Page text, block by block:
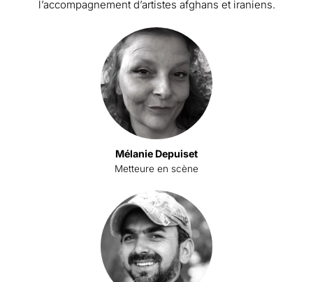
l’accompagnement d’artistes afghans et iraniens.
Mélanie Depuiset
Metteure en scène